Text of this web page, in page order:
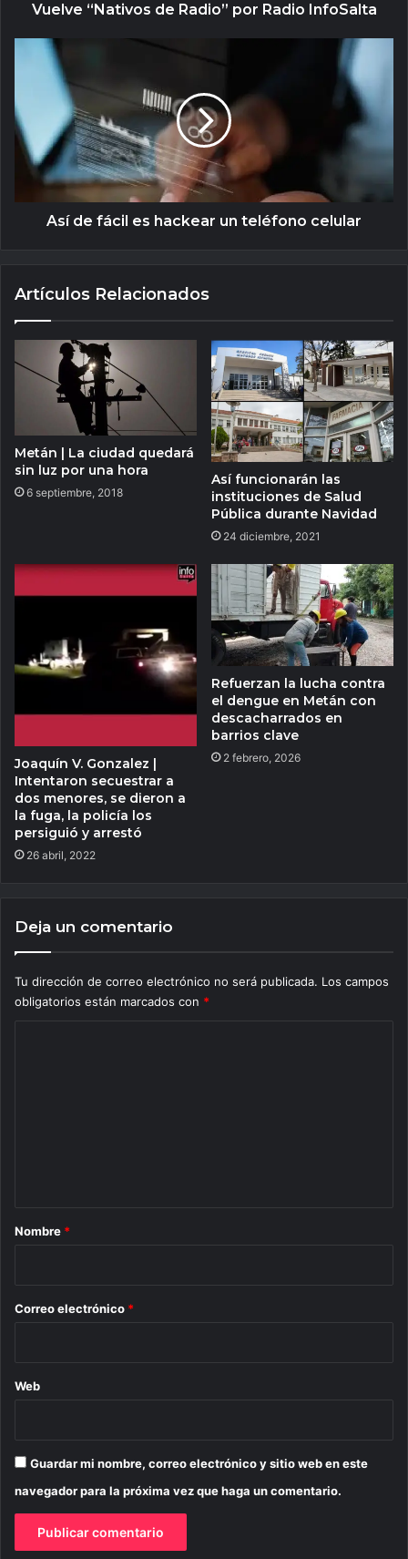
Vuelve “Nativos de Radio” por Radio InfoSalta
Así de fácil es hackear un teléfono celular
Artículos Relacionados
Metán | La ciudad quedará
sin luz por una hora
6 septiembre, 2018
Así funcionarán las
instituciones de Salud
Pública durante Navidad
24 diciembre, 2021
Joaquín V. Gonzalez |
Intentaron secuestrar a
dos menores, se dieron a
la fuga, la policía los
persiguió y arrestó
26 abril, 2022
Refuerzan la lucha contra
el dengue en Metán con
descacharrados en
barrios clave
2 febrero, 2026
Deja un comentario
Tu dirección de correo electrónico no será publicada. Los campos
obligatorios están marcados con *
r
*
Nombre *
Correo electrónico *
Web
Guardar mi nombre, correo electrónico y sitio web en este
navegador para la próxima vez que haga un comentario.